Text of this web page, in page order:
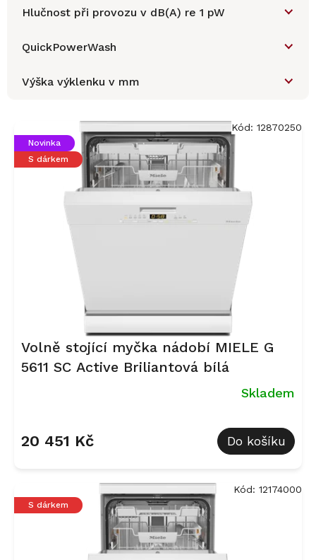
Hlučnost při provozu v dB(A) re 1 pW
QuickPowerWash
Výška výklenku v mm
p
Novinka
S dárkem
Volně stojící myčka nádobí MIELE G
5611 SC Active Briliantová bílá
produktu
5
hvězdiček.
Skladem
20 451 Kč Do košíku
Kód: 12870250
S dárkem
Kód: 12174000